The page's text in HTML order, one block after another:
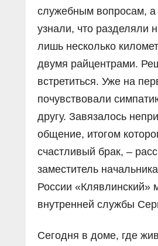
служебным вопросам, а
узнали, что разделяли
лишь несколько
двумя райцентрами.
встретиться. Уже на
почувствовали
другу. Завязалось
общение, итогом
счастливый брак, –
заместитель
России «Клявлинский»
внутренней службы
Сегодня в доме, где